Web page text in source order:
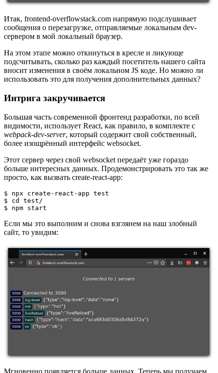
Итак, frontend-overflowstack.com напрямую подслушивает
сообщения о перезагрузке, отправляемые локальным dev-
сервером в мой локальный браузер.
На этом этапе можно откинуться в кресле и ликующе
подсчитывать, сколько раз каждый посетитель нашего сайта
вносит изменения в своём локальном JS коде. Но можно ли
использовать это для получения дополнительных данных?
Интрига закручивается
Большая часть современной фронтенд разработки, по всей
видимости, использует React, как правило, в комплекте с
webpack-dev-server, который содержит свой собственный,
более изощрённый интерфейс websocket.
Этот сервер через свой websocket передаёт уже гораздо
больше интересных данных. Продемонстрировать это так же
просто, как вызвать create-react-app:
$ npx create-react-app test
$ cd test/
$ npm start
Если мы это выполним и снова взглянем на наш злобный
сайт, то увидим:
Мгновенно появляется больше данных. Теперь мы получаем